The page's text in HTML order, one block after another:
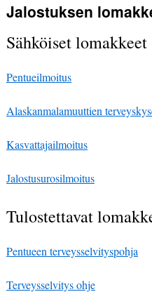
Jalostuksen
Sähköiset lomakkeet
Pentueilmoitus
Alaskanmalamuuttien
Kasvattajailmoitus
Jalostusurosilmoitus
Tulostettavat
Pentueen terveysselvityspohja
Terveysselvitys ohje